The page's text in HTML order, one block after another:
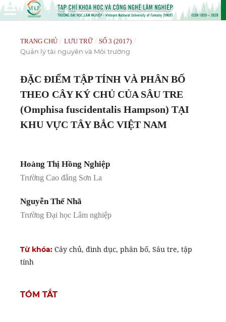
TRANG CHỦ / LƯU TRỮ / SỐ 3 (2017) /
Quản lý tài nguyên và Môi trường
ĐẶC ĐIỂM TẬP TÍNH VÀ PHÂN BỐ
THEO CÂY KÝ CHỦ CỦA SÂU TRE
(Omphisa fuscidentalis Hampson) TẠI
KHU VỰC TÂY BẮC VIỆT NAM
Hoàng Thị Hồng Nghiệp
Trường Cao đẳng Sơn La
Nguyễn Thế Nhã
Trường Đại học Lâm nghiệp
Từ khóa: Cây chủ, đình dục, phân bố, Sâu tre, tập
tính
TÓM TẮT